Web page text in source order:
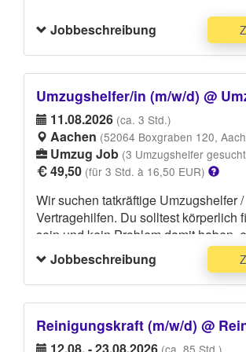
Jobbeschreibung
Umzugshelfer/in (m/w/d) @
11.08.2026 (ca. 3 Std.)
Aachen (52064 Boxgraben 120,
Umzug Job (3 Umzugshelfer
49,50 (für 3 Std. à 16,50 EUR)
Wir suchen tatkräftige Umzugshelfer /
Vertragehilfen. Du solltest körperlich
sein und kein Problem damit haben,
schwerere Gegenstände heben und
können. Deine Hauptaufgabe
Möbel, Geräte, Umzugskartons und
Gegenstände beim Auftraggeber
abzuholen, sorgsam zu verladen und
transportieren. Bitte trage dunkle
Jobbeschreibung